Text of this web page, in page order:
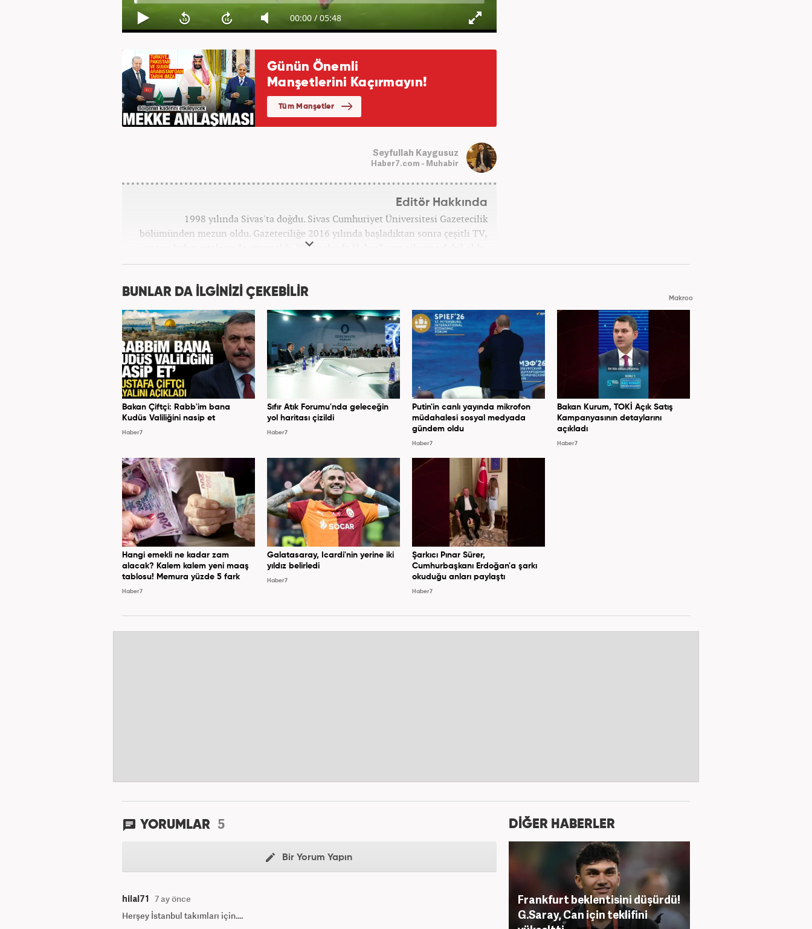
Seyfullah Kaygusuz
Haber7.com - Muhabir
Editör Hakkında
1998 yılında Sivas'ta doğdu. Sivas Cumhuriyet Üniversitesi Gazetecilik
bölümünden mezun oldu. Gazeteciliğe 2016 yılında başladıktan sonra çeşitli TV,
ajans ve haber sitelerinde görev aldı. 2021 yılında Haber7.com ailesine dahil oldu.
Osmanlıca ve İngilizce bilmektedir. Mesleki hayatına Haber7.com’da devam
BUNLAR DA İLGİNİZİ ÇEKEBİLİR Makroo
Bakan Çiftçi: Rabb'im bana
Kudüs Valiliğini nasip et
Haber7
Sıfır Atık Forumu'nda geleceğin
yol haritası çizildi
Haber7
Putin'in canlı yayında mikrofon
müdahalesi sosyal medyada
gündem oldu
Haber7
Bakan Kurum, TOKİ Açık Satış
Kampanyasının detaylarını
açıkladı
Haber7
Hangi emekli ne kadar zam
alacak? Kalem kalem yeni maaş
tablosu! Memura yüzde 5 fark
Haber7
Galatasaray, Icardi'nin yerine iki
yıldız belirledi
Haber7
Şarkıcı Pınar Sürer,
Cumhurbaşkanı Erdoğan'a şarkı
okuduğu anları paylaştı
Haber7
YORUMLAR 5
Bir Yorum Yapın
hilal71 7 ay önce
Herşey İstanbul takımları için....
DİĞER HABERLER
Frankfurt beklentisini düşürdü!
G.Saray, Can için teklifini